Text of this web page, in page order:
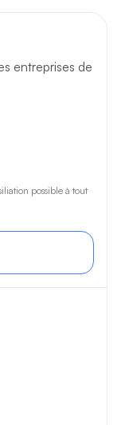
entreprises de
possible à tout